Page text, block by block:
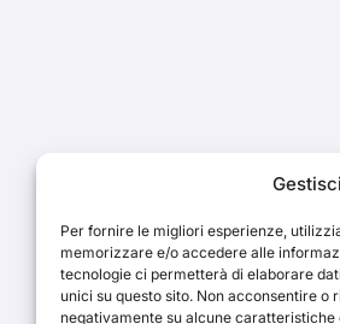
Per fornire le migliori esperienze,
memorizzare e/o accedere alle
tecnologie ci permetterà di elaborare
unici su questo sito. Non acconsentire o
negativamente su alcune caratteristiche